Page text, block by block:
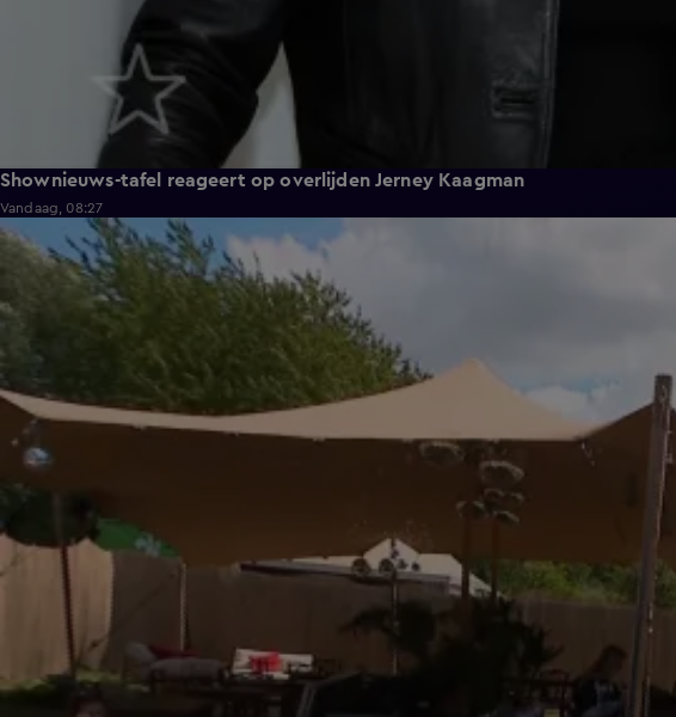
Shownieuws-tafel reageert op overlijden Jerney Kaagman
Vandaag, 08:27
1:14